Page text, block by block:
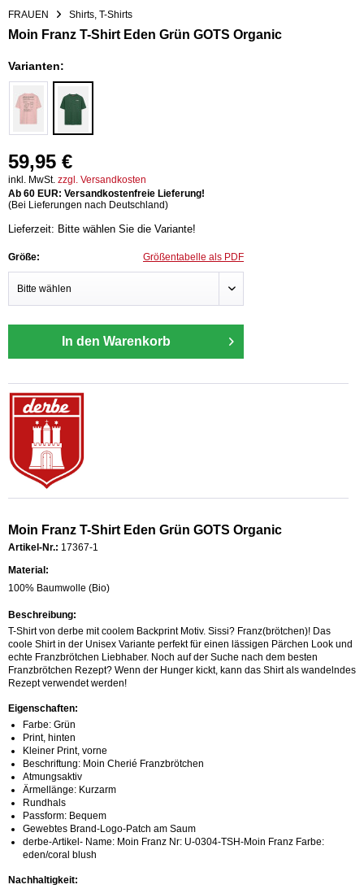
FRAUEN Shirts, T-Shirts
Moin Franz T-Shirt Eden Grün GOTS Organic
Varianten:
59,95 €
inkl. MwSt. zzgl. Versandkosten
Ab 60 EUR: Versandkostenfreie Lieferung!
(Bei Lieferungen nach Deutschland)
Lieferzeit: Bitte wählen Sie die Variante!
Größe: Größentabelle als PDF
In den Warenkorb
Moin Franz T-Shirt Eden Grün GOTS Organic
Artikel-Nr.: 17367-1
Material:
100% Baumwolle (Bio)
Beschreibung:
T-Shirt von derbe mit coolem Backprint Motiv. Sissi? Franz(brötchen)! Das
coole Shirt in der Unisex Variante perfekt für einen lässigen Pärchen Look und
echte Franzbrötchen Liebhaber. Noch auf der Suche nach dem besten
Franzbrötchen Rezept? Wenn der Hunger kickt, kann das Shirt als wandelndes
Rezept verwendet werden!
Eigenschaften:
Farbe: Grün
Print, hinten
Kleiner Print, vorne
Beschriftung: Moin Cherié Franzbrötchen
Atmungsaktiv
Ärmellänge: Kurzarm
Rundhals
Passform: Bequem
Gewebtes Brand-Logo-Patch am Saum
derbe-Artikel- Name: Moin Franz Nr: U-0304-TSH-Moin Franz Farbe:
eden/coral blush
Nachhaltigkeit: